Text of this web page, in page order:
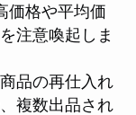
価格や平均価
注意喚起しま
品の再仕入れ
複数出品され